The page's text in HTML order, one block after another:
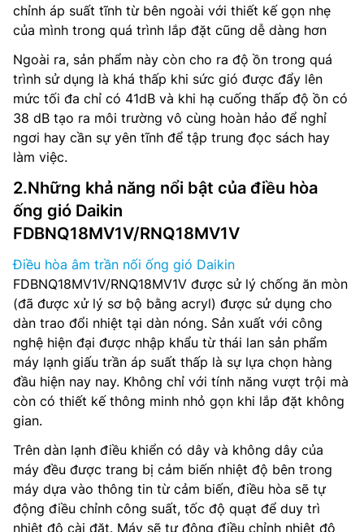
chỉnh áp suất tĩnh từ bên ngoài với thiết kế gọn nhẹ
của mình trong quá trình lắp đặt cũng dễ dàng hơn
Ngoài ra, sản phẩm này còn cho ra độ ồn trong quá
trình sử dụng là khá thấp khi sức gió được đẩy lên
mức tối đa chỉ có 41dB và khi hạ cuống thấp độ ồn có
38 dB tạo ra môi trường vô cùng hoàn hảo để nghỉ
ngơi hay cần sự yên tĩnh để tập trung đọc sách hay
làm việc.
2.Những khả năng nổi bật của điều hòa
ống gió Daikin
FDBNQ18MV1V/RNQ18MV1V
Điều hòa âm trần nối ống gió Daikin
FDBNQ18MV1V/RNQ18MV1V được sử lý chống ăn mòn
(đã được xử lý sơ bộ bằng acryl) được sử dụng cho
dàn trao đổi nhiệt tại dàn nóng. Sản xuất với công
nghệ hiện đại được nhập khẩu từ thái lan sản phẩm
máy lạnh giấu trần áp suất thấp là sự lựa chọn hàng
đầu hiện nay nay. Không chỉ với tính năng vượt trội mà
còn có thiết kế thông minh nhỏ gọn khi lắp đặt không
gian.
Trên dàn lạnh điều khiển có dây và không dây của
máy đều được trang bị cảm biến nhiệt độ bên trong
máy dựa vào thông tin từ cảm biến, điều hòa sẽ tự
động điều chỉnh công suất, tốc độ quạt để duy trì
nhiệt độ cài đặt. Máy sẽ tự động điều chỉnh nhiệt độ